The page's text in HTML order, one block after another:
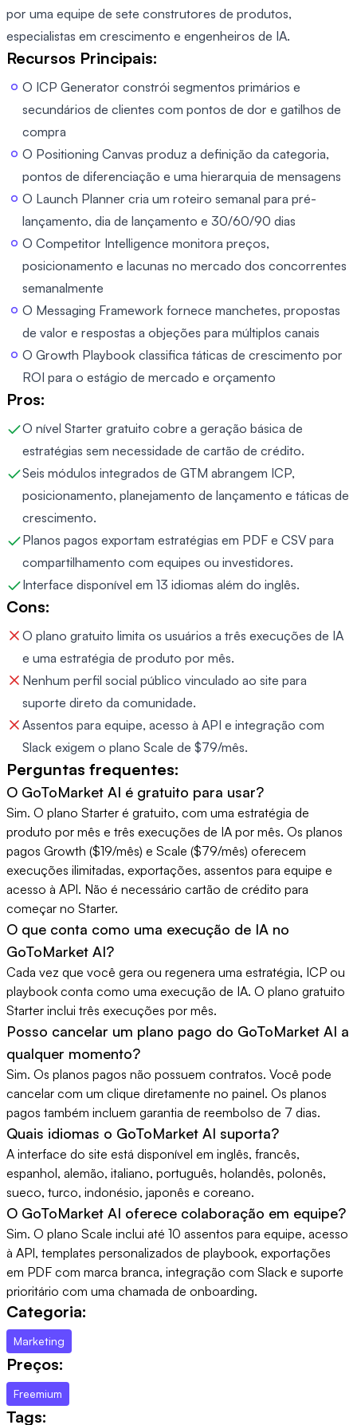
por uma equipe de sete construtores de produtos,
especialistas em crescimento e engenheiros de IA.
Recursos Principais:
O ICP Generator constrói segmentos primários e
secundários de clientes com pontos de dor e gatilhos de
compra
O Positioning Canvas produz a definição da categoria,
pontos de diferenciação e uma hierarquia de mensagens
O Launch Planner cria um roteiro semanal para pré-
lançamento, dia de lançamento e 30/60/90 dias
O Competitor Intelligence monitora preços,
posicionamento e lacunas no mercado dos concorrentes
semanalmente
O Messaging Framework fornece manchetes, propostas
de valor e respostas a objeções para múltiplos canais
O Growth Playbook classifica táticas de crescimento por
ROI para o estágio de mercado e orçamento
Pros:
O nível Starter gratuito cobre a geração básica de
estratégias sem necessidade de cartão de crédito.
Seis módulos integrados de GTM abrangem ICP,
posicionamento, planejamento de lançamento e táticas de
crescimento.
Planos pagos exportam estratégias em PDF e CSV para
compartilhamento com equipes ou investidores.
Interface disponível em 13 idiomas além do inglês.
Cons:
O plano gratuito limita os usuários a três execuções de IA
e uma estratégia de produto por mês.
Nenhum perfil social público vinculado ao site para
suporte direto da comunidade.
Assentos para equipe, acesso à API e integração com
Slack exigem o plano Scale de $79/mês.
Perguntas frequentes:
O GoToMarket AI é gratuito para usar?
Sim. O plano Starter é gratuito, com uma estratégia de
produto por mês e três execuções de IA por mês. Os planos
pagos Growth ($19/mês) e Scale ($79/mês) oferecem
execuções ilimitadas, exportações, assentos para equipe e
acesso à API. Não é necessário cartão de crédito para
começar no Starter.
O que conta como uma execução de IA no
GoToMarket AI?
Cada vez que você gera ou regenera uma estratégia, ICP ou
playbook conta como uma execução de IA. O plano gratuito
Starter inclui três execuções por mês.
Posso cancelar um plano pago do GoToMarket AI a
qualquer momento?
Sim. Os planos pagos não possuem contratos. Você pode
cancelar com um clique diretamente no painel. Os planos
pagos também incluem garantia de reembolso de 7 dias.
Quais idiomas o GoToMarket AI suporta?
A interface do site está disponível em inglês, francês,
espanhol, alemão, italiano, português, holandês, polonês,
sueco, turco, indonésio, japonês e coreano.
O GoToMarket AI oferece colaboração em equipe?
Sim. O plano Scale inclui até 10 assentos para equipe, acesso
à API, templates personalizados de playbook, exportações
em PDF com marca branca, integração com Slack e suporte
prioritário com uma chamada de onboarding.
Categoria:
Marketing
Preços:
Freemium
Tags: